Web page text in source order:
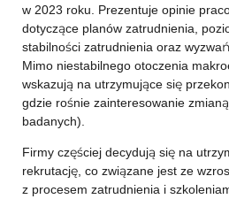
w 2023 roku. Prezentuje opinie
dotyczące planów zatrudnienia,
stabilności zatrudnienia oraz
Mimo niestabilnego otoczenia
wskazują na utrzymujące się
gdzie rośnie zainteresowanie
badanych).
Firmy częściej decydują się na
rekrutację, co związane jest ze
z procesem zatrudnienia i